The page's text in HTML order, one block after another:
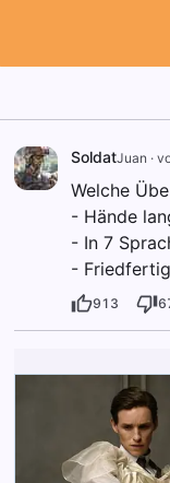
SoldatJuan ·
Welche
- Hände
- In 7
-
913